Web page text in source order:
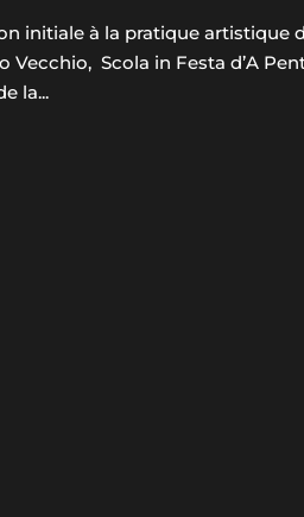
initiale à la pratique artistique
Scola in Festa d’A
la...